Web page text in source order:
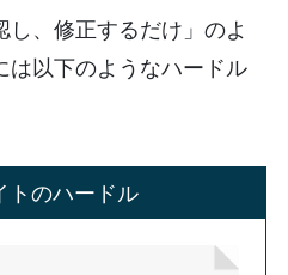
し、修正するだけ」のよ
は以下のようなハードル
トのハードル